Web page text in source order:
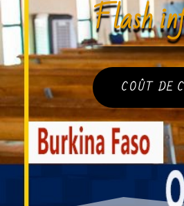
Flash
COÛT DE